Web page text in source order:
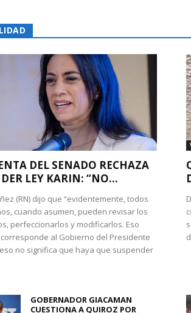
DEL SENADO RECHAZA
LEY KARIN: “NO...
(RN) dijo que “evidentemente, todos
cuando asumen, pueden revisar los
perfeccionarlos y modificarlos. Eso
al Gobierno del Presidente
no significa que haya que suspender
GOBERNADOR GIACAMAN
CUESTIONA A QUIROZ POR